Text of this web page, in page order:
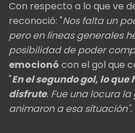
Con respecto a lo que ve
reconoció: "Nos falta un
pero en líneas generales
posibilidad de poder
emocionó con el gol que
"En el segundo gol, lo
disfrute. Fue una locura
animaron a esa situación".